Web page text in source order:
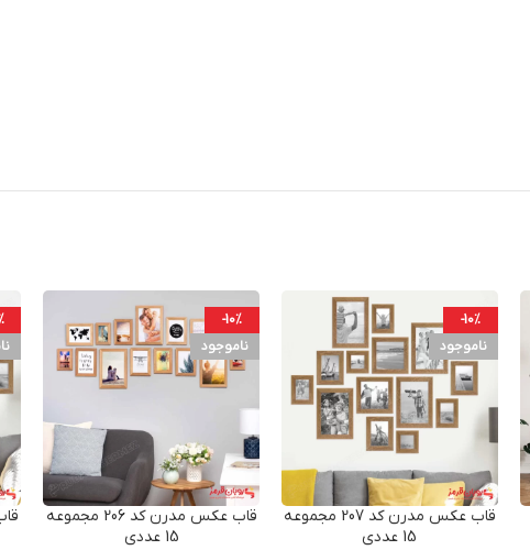
-10%
ناموجود
قاب عکس مدرن کد 207 مجموعه
15 عددی
-10%
ناموجود
قاب عکس مدرن کد 206 مجموعه
15 عددی